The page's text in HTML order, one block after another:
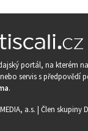
portál, na kterém
servis s předpovědí
.
a.s. | Člen skupiny